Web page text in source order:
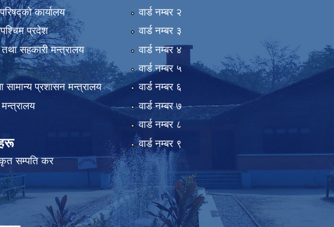
कार्यालय
प्रदेश
सहकारी मन्त्रालय
सामान्य प्रशासन मन्त्रालय
सम्पति कर
वार्ड न‌म्बर २
वार्ड न‌म्बर ३
वार्ड न‌म्बर ४
वार्ड न‌म्बर ५
वार्ड न‌म्बर ६
वार्ड न‌म्बर ७
वार्ड न‌म्बर ८
वार्ड न‌म्बर ९